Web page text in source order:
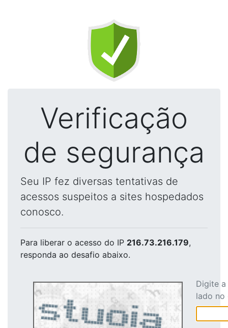
Verificação
de segurança
Seu IP fez diversas tentativas de
acessos suspeitos a sites hospedados
conosco.
Para liberar o acesso do IP 216.73.216.179,
responda ao desafio abaixo.
Digite
lado no